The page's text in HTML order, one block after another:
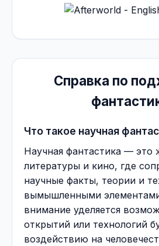
Справка по
Что такое научная
Научная фантастика — это
литературы и кино, где
научные факты, теории и
вымышленными
внимание уделяется
открытий или технологий
воздействию на